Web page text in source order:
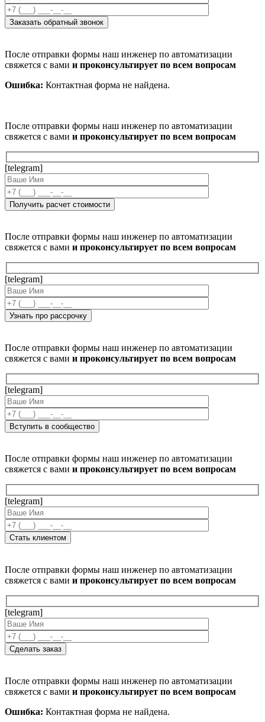
После отправки формы наш инженер по автоматизации
свяжется с вами и проконсультирует по всем вопросам
Ошибка: Контактная форма не найдена.
После отправки формы наш инженер по автоматизации
свяжется с вами и проконсультирует по всем вопросам
[telegram]
После отправки формы наш инженер по автоматизации
свяжется с вами и проконсультирует по всем вопросам
[telegram]
После отправки формы наш инженер по автоматизации
свяжется с вами и проконсультирует по всем вопросам
[telegram]
После отправки формы наш инженер по автоматизации
свяжется с вами и проконсультирует по всем вопросам
[telegram]
После отправки формы наш инженер по автоматизации
свяжется с вами и проконсультирует по всем вопросам
[telegram]
После отправки формы наш инженер по автоматизации
свяжется с вами и проконсультирует по всем вопросам
Ошибка: Контактная форма не найдена.